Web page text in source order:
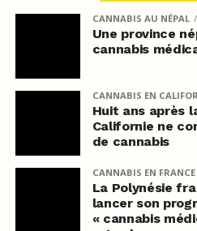
CANNABIS AU NÉPAL
Une province
cannabis
CANNABIS EN
Huit ans après
Californie ne
de cannabis
CANNABIS EN FRANCE
La Polynésie
lancer son
« cannabis